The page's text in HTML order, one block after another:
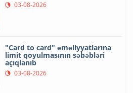
03-08-2026
"Card to card" əməliyyatlarına
limit qoyulmasının səbəbləri
açıqlanıb
03-08-2026